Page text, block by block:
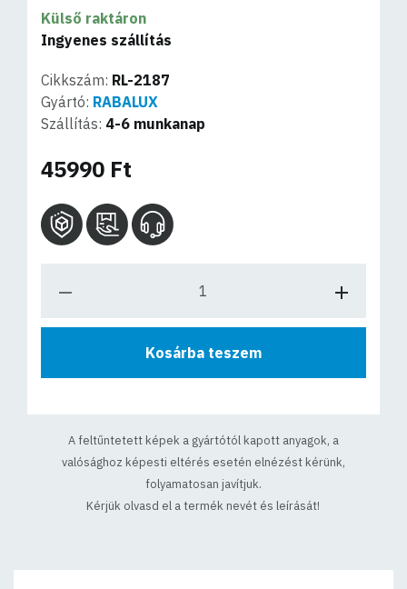
Külső raktáron
Ingyenes szállítás
Cikkszám: RL-2187
Gyártó: RABALUX
Szállítás: 4-6 munkanap
45990 Ft
Kosárba teszem
A feltűntetett képek a gyártótól kapott anyagok, a
valósághoz képesti eltérés esetén elnézést kérünk,
folyamatosan javítjuk.
Kérjük olvasd el a termék nevét és leírását!